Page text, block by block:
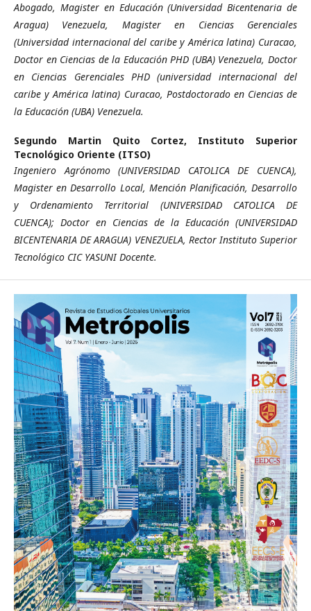
Abogado, Magister en Educación (Universidad Bicentenaria de
Aragua) Venezuela, Magister en Ciencias Gerenciales
(Universidad internacional del caribe y América latina) Curacao,
Doctor en Ciencias de la Educación PHD (UBA) Venezuela, Doctor
en Ciencias Gerenciales PHD (universidad internacional del
caribe y América latina) Curacao, Postdoctorado en Ciencias de
la Educación (UBA) Venezuela.
Segundo Martin Quito Cortez, Instituto Superior
Tecnológico Oriente (ITSO)
Ingeniero Agrónomo (UNIVERSIDAD CATOLICA DE CUENCA),
Magister en Desarrollo Local, Mención Planificación, Desarrollo
y Ordenamiento Territorial (UNIVERSIDAD CATOLICA DE
CUENCA); Doctor en Ciencias de la Educación (UNIVERSIDAD
BICENTENARIA DE ARAGUA) VENEZUELA, Rector Instituto Superior
Tecnológico CIC YASUNI Docente.